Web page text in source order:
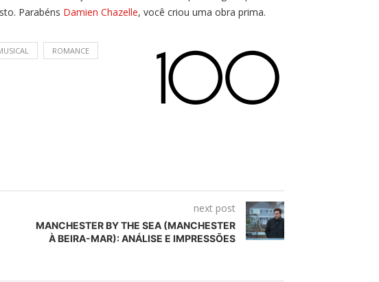
Parabéns Damien Chazelle, você criou uma obra prima.
ROMANCE
next post
MANCHESTER BY THE SEA (MANCHESTER
À BEIRA-MAR): ANÁLISE E IMPRESSÕES